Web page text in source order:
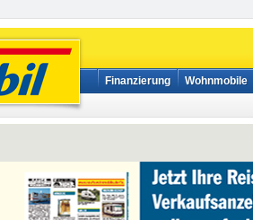
Finanzierung Wohnmobile